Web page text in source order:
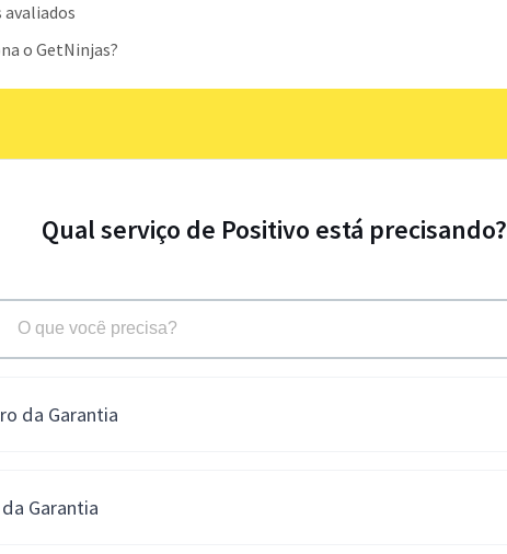
o GetNinjas?
Qual serviço de Positivo está precisando?
da Garantia
Garantia